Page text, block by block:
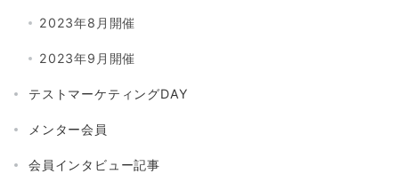
2023年8月開催
2023年9月開催
テストマーケティングDAY
メンター会員
会員インタビュー記事